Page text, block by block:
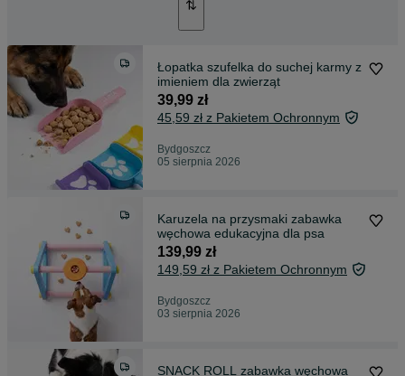
Łopatka szufelka do suchej karmy z
imieniem dla zwierząt
39,99 zł
45,59 zł z Pakietem Ochronnym
Bydgoszcz
05 sierpnia 2026
Karuzela na przysmaki zabawka
węchowa edukacyjna dla psa
139,99 zł
149,59 zł z Pakietem Ochronnym
Bydgoszcz
03 sierpnia 2026
SNACK ROLL zabawka węchowa